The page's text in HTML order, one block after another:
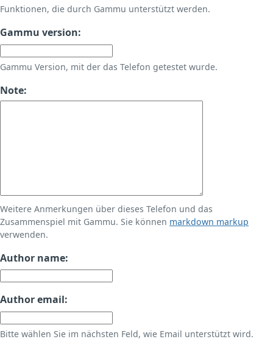
Funktionen, die durch Gammu unterstützt werden.
Gammu version:
Gammu Version, mit der das Telefon getestet wurde.
Note:
Weitere Anmerkungen über dieses Telefon und das
Zusammenspiel mit Gammu. Sie können markdown markup
verwenden.
Author name:
Author email:
Bitte wählen Sie im nächsten Feld, wie Email unterstützt wird.